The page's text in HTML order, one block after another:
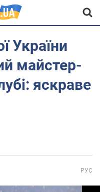
України
майстер-
яскраве
РУС